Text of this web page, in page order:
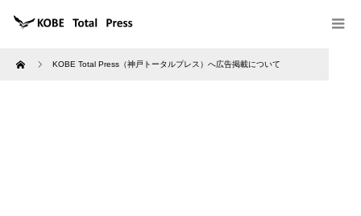
Home KOBE Total Press（神戸トータルプレス）へ広告掲載について